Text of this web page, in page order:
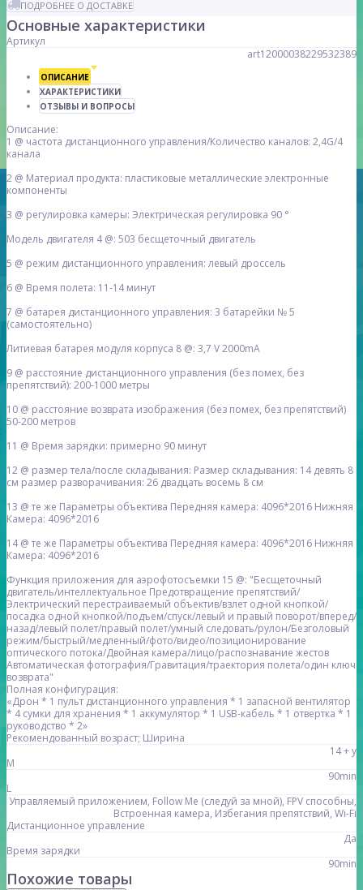
ПОДРОБНЕЕ О ДОСТАВКЕ
Основные характеристики
Артикул
art12000038229532389
ОПИСАНИЕ
ХАРАКТЕРИСТИКИ
ОТЗЫВЫ И ВОПРОСЫ
Описание:
1 @ частота дистанционного управления/Количество каналов: 2,4G/4
канала
2 @ Материал продукта: пластиковые металлические электронные
компоненты
3 @ регулировка камеры: Электрическая регулировка 90 °
Модель двигателя 4 @: 503 бесщеточный двигатель
5 @ режим дистанционного управления: левый дроссель
6 @ Время полета: 11-14 минут
7 @ батарея дистанционного управления: 3 батарейки № 5
(самостоятельно)
Литиевая батарея модуля корпуса 8 @: 3,7 V 2000mA
9 @ расстояние дистанционного управления (без помех, без
препятствий): 200-1000 метры
10 @ расстояние возврата изображения (без помех, без препятствий)
50-200 метров
11 @ Время зарядки: примерно 90 минут
12 @ размер тела/после складывания: Размер складывания: 14 девять 8
см размер разворачивания: 26 двадцать восемь 8 см
13 @ те же Параметры объектива Передняя камера: 4096*2016 Нижняя
Камера: 4096*2016
14 @ те же Параметры объектива Передняя камера: 4096*2016 Нижняя
Камера: 4096*2016
Функция приложения для аэрофотосъемки 15 @: "Бесщеточный
двигатель/интеллектуальное Предотвращение препятствий/
Электрический перестраиваемый объектив/взлет одной кнопкой/
посадка одной кнопкой/подъем/спуск/левый и правый поворот/вперед/
назад/левый полет/правый полет/умный следовать/рулон/Безголовый
режим/быстрый/медленный/фото/видео/позиционирование
оптического потока/Двойная камера/лицо/распознавание жестов
Автоматическая фотография/Гравитация/траектория полета/один ключ
возврата"
Полная конфигурация:
«Дрон * 1 пульт дистанционного управления * 1 запасной вентилятор
* 4 сумки для хранения * 1 аккумулятор * 1 USB-кабель * 1 отвертка * 1
руководство * 2»
Рекомендованный возраст; Ширина
14 + y
M
90min
L
Управляемый приложением, Follow Me (следуй за мной), FPV способны,
Встроенная камера, Избегания препятствий, Wi-Fi
Дистанционное управление
Да
Время зарядки
90min
Похожие товары